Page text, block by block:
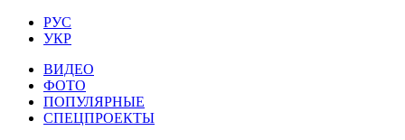
РУС
УКР
ВИДЕО
ФОТО
ПОПУЛЯРНЫЕ
СПЕЦПРОЕКТЫ